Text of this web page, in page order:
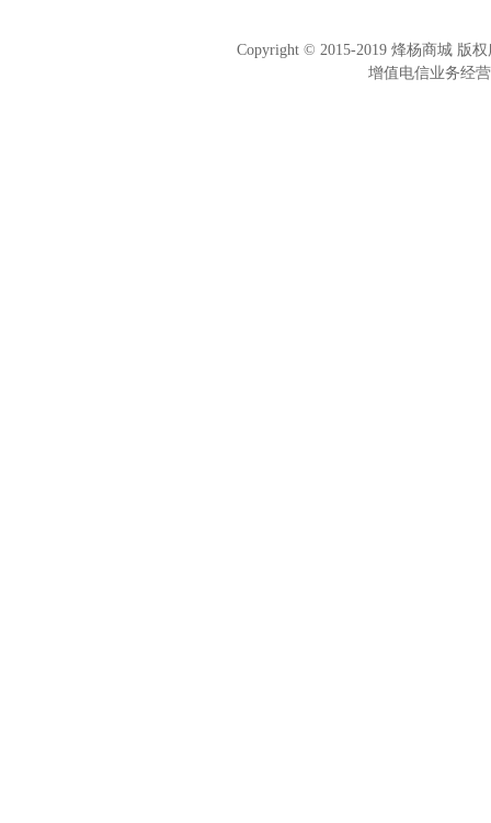
Copyright © 2015-2019 烽杨商城 版
增值电信业务经